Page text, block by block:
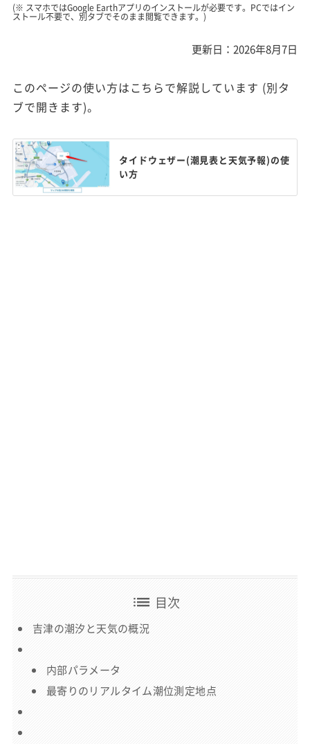
(※ スマホではGoogle Earthアプリのインストールが必要です。PCではイン
ストール不要で、別タブでそのまま閲覧できます。)
更新日：2026年8月7日
このページの使い方はこちらで解説しています (別タ
ブで開きます)。
タイドウェザー(潮見表と天気予報)の使
い方
list 目次
吉津の潮汐と天気の概況
内部パラメータ
最寄りのリアルタイム潮位測定地点